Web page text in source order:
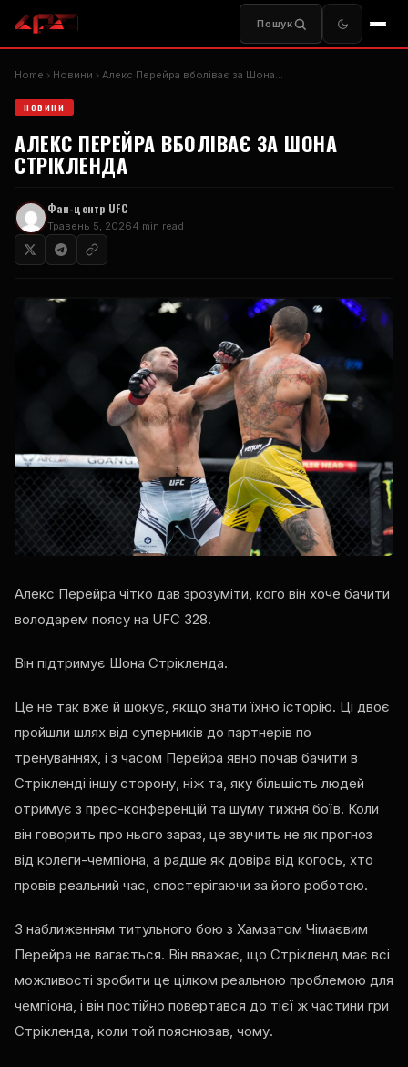
Пошук
Home Новини Алекс Перейра вболіває за Шона…
НОВИНИ
АЛЕКС ПЕРЕЙРА ВБОЛІВАЄ ЗА ШОНА
СТРІКЛЕНДА
Фан-центр UFC
Травень 5, 20264 min read
Алекс Перейра чітко дав зрозуміти, кого він хоче бачити
володарем поясу на UFC 328.
Він підтримує Шона Стрікленда.
Це не так вже й шокує, якщо знати їхню історію. Ці двоє
пройшли шлях від суперників до партнерів по
тренуваннях, і з часом Перейра явно почав бачити в
Стрікленді іншу сторону, ніж та, яку більшість людей
отримує з прес-конференцій та шуму тижня боїв. Коли
він говорить про нього зараз, це звучить не як прогноз
від колеги-чемпіона, а радше як довіра від когось, хто
провів реальний час, спостерігаючи за його роботою.
З наближенням титульного бою з Хамзатом Чімаєвим
Перейра не вагається. Він вважає, що Стрікленд має всі
можливості зробити це цілком реальною проблемою для
чемпіона, і він постійно повертався до тієї ж частини гри
Стрікленда, коли той пояснював, чому.